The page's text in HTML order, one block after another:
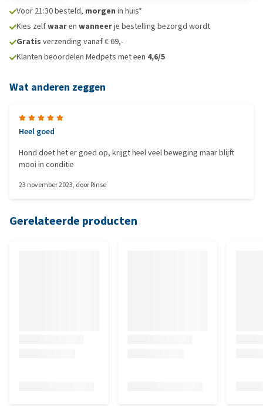
Voor 21:30 besteld, morgen in huis*
Kies zelfwaaren wanneerje bestelling bezorgd wordt
Gratis verzending vanaf € 69,-
Klanten beoordelen Medpets met een 4,6/5
Wat anderen zeggen
Heel goed
Hond doet het er goed op, krijgt heel veel beweging maar blijft
mooi in conditie
23 november 2023, doorRinse
Gerelateerde producten